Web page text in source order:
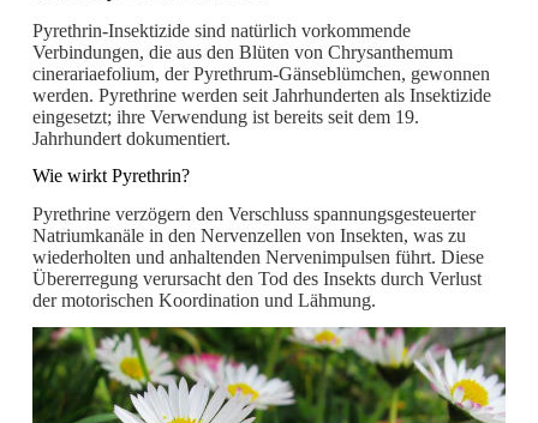
Pyrethrin-Insektizide sind natürlich vorkommende
Verbindungen, die aus den Blüten von Chrysanthemum
cinerariaefolium, der Pyrethrum-Gänseblümchen, gewonnen
werden. Pyrethrinewerden seit Jahrhunderten als Insektizide
eingesetzt; ihre Verwendung ist bereits seit dem 19.
Jahrhundert dokumentiert.
Wie wirkt Pyrethrin?
Pyrethrine verzögern den Verschluss spannungsgesteuerter
Natriumkanäle in den Nervenzellen von Insekten, was zu
wiederholten und anhaltenden Nervenimpulsen führt. Diese
Übererregung verursacht den Tod des Insekts durch Verlust
der motorischen Koordination und Lähmung.